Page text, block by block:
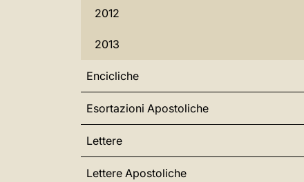
2012
2013
Encicliche
Esortazioni Apostoliche
Lettere
Lettere Apostoliche